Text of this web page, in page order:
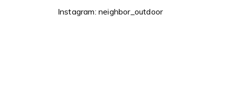
Instagram: neighbor_outdoor